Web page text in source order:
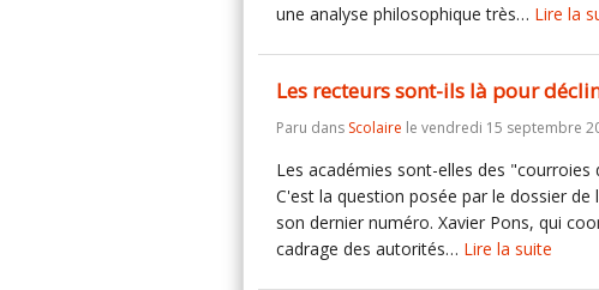
une analyse philosophique très… Lire la
Les recteurs sont-ils là pour
Paru dans Scolaire le vendredi 15 septembre
Les académies sont-elles des
C'est la question posée par le dossier de
son dernier numéro. Xavier Pons, qui
cadrage des autorités… Lire la suite